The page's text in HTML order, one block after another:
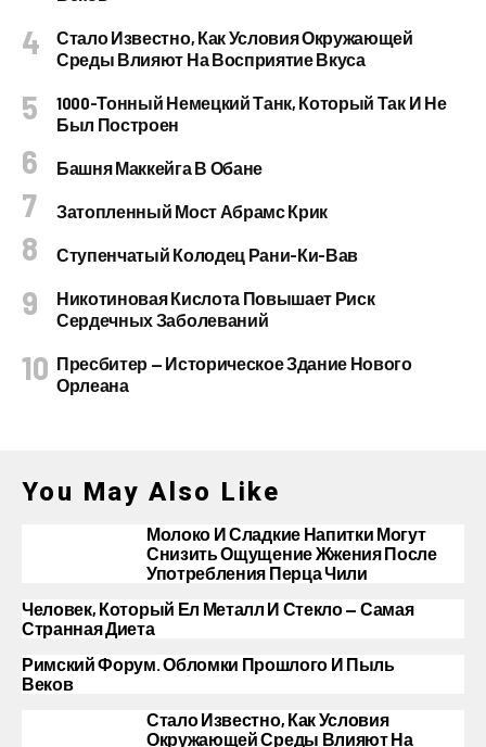
Стало Известно, Как Условия Окружающей
Среды Влияют На Восприятие Вкуса
1000-Тонный Немецкий Танк, Который Так И Не
Был Построен
Башня Маккейга В Обане
Затопленный Мост Абрамс Крик
Ступенчатый Колодец Рани-Ки-Вав
Никотиновая Кислота Повышает Риск
Сердечных Заболеваний
Пресбитер — Историческое Здание Нового
Орлеана
You May Also Like
Молоко И Сладкие Напитки Могут
Снизить Ощущение Жжения После
Употребления Перца Чили
Человек, Который Ел Металл И Стекло — Самая
Странная Диета
Римский Форум. Обломки Прошлого И Пыль
Веков
Стало Известно, Как Условия
Окружающей Среды Влияют На